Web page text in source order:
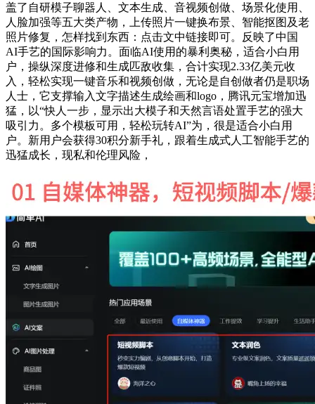
盖了自研模子聊器人、文本生成、音视频创做、场景化使用、
人脸加强等五大类产物，上传照片一键换布景、智能抠图及老
照片修复，怎样找到东西：点击文中链接即可。反映了中国
AI手艺的国际影响力。面临AI使用的暴利奥秘，适合小白用
户，操纵深度进修和生成匹敌收集，合计实现2.33亿美元收
入，轻松实现一键音乐和视频创做，无论是自创做者仍是职场
人士，它支撑输入文字描述生成绘画和logo，腾讯元宝增加迅
猛，以“快人一步，显示出大模子和天然言语处置手艺的强大
吸引力。多个模板可用，轻松玩转AI”为，很是适合小白用
户。新用户会获得30积分新手礼，跟着生成式人工智能手艺的
迅猛成长，现私和伦理风险，